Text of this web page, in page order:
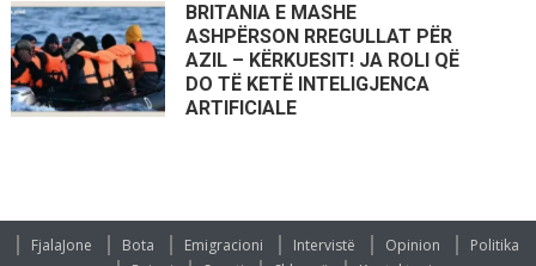
BRITANIA E MASHE
ASHPËRSON RREGULLAT PËR
AZIL – KËRKUESIT! JA ROLI QË
DO TË KETË INTELIGJENCA
ARTIFICIALE
FjalaJone Bota Emigracioni Intervistë Opinion
Politika